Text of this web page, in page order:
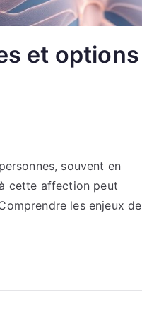
et options
souvent en
cette affection peut
les enjeux de